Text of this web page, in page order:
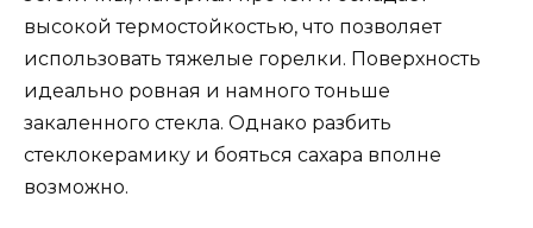
высокой термостойкостью, что позволяет
использовать тяжелые горелки. Поверхность
идеально ровная и намного тоньше
закаленного стекла. Однако разбить
стеклокерамику и бояться сахара вполне
возможно.